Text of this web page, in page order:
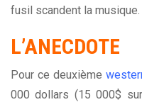
fusil scandent la
L’ANECDOTE
Pour ce deuxième
000 dollars (15 000$